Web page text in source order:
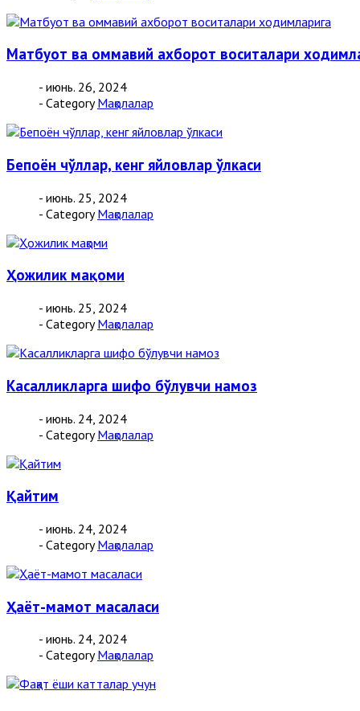
Матбуот ва оммавий ахборот воситалари
- июнь. 26, 2024
- Category Мақолалар
Бепоён чўллар, кенг яйловлар ўлкаси
- июнь. 25, 2024
- Category Мақолалар
Ҳожилик мақоми
- июнь. 25, 2024
- Category Мақолалар
Касалликларга шифо бўлувчи намоз
- июнь. 24, 2024
- Category Мақолалар
Қайтим
- июнь. 24, 2024
- Category Мақолалар
Ҳаёт-мамот масаласи
- июнь. 24, 2024
- Category Мақолалар